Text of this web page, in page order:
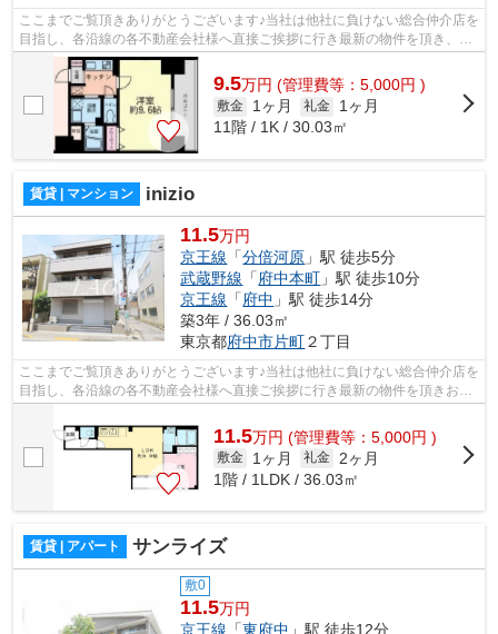
ここまでご覧頂きありがとうございます♪当社は他社に負けない総合仲介店を
目指し、各沿線の各不動産会社様へ直接ご挨拶に行き最新の物件を頂き、お
客様へ提供しております！最新の情報...
9.5万円 (管理費等：5,000円 )
敷金 1ヶ月 礼金
1ヶ月
11階 / 1K / 30.03㎡
賃貸 | マンション inizio
11.5万円
京王線 「分倍河原 」駅 徒歩5分
武蔵野線 「府中本町 」駅 徒歩10分
京王線 「府中 」駅 徒歩14分
築3年 / 36.03㎡
東京都府中市片町２丁目
ここまでご覧頂きありがとうございます♪当社は他社に負けない総合仲介店を
目指し、各沿線の各不動産会社様へ直接ご挨拶に行き最新の物件を頂きお客
11.5万円 (管理費等：5,000円 )
敷金 1ヶ月 礼金
2ヶ月
1階 / 1LDK / 36.03㎡
賃貸 | アパート サンライズ
敷0
11.5万円
京王線 「東府中 」駅 徒歩12分